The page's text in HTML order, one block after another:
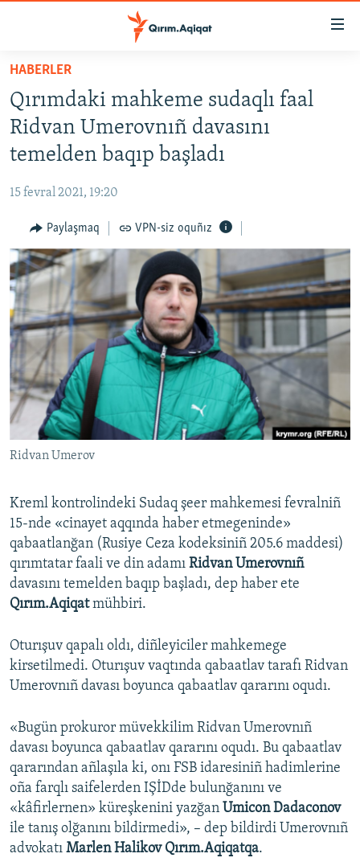
Esas
qaytmaq
Baş
navigatsiyağa
qaytmaq
Qıdıruvğa
HABERLER
SİYASET
İQTİSADİYAT
MEDENİYET
İNSAN AQLARI
VİDEO
SÜRET
BLOGLAR
FİKİR
Русский
Українською
QOŞULIÑIZ!
RFE/RS bütün saytları
HABERLER
Qırımdaki mahkeme sudaqlı faal
Ridvan Umerovnıñ davasını
temelden baqıp başladı
15 fevral 2021, 19:20
Paylaşmaq VPN-siz oquñız
Ridvan Umerov
Kreml kontrolindeki Sudaq şeer mahkemesi fevralniñ
15-nde «cinayet aqqında haber etmegeninde»
qabaatlanğan (Rusiye Ceza kodeksiniñ 205.6 maddesi)
qırımtatar faali ve din adamı Ridvan Umerovnıñ
davasını temelden baqıp başladı, dep haber ete
Qırım.Aqiqatmühbiri.
Oturışuv qapalı oldı, diñleyiciler mahkemege
kirsetilmedi. Oturışuv vaqtında qabaatlav tarafı Ridvan
Umerovnıñ davası boyunca qabaatlav qararını oqudı.
«Bugün prokuror müvekkilim Ridvan Umerovnıñ
davası boyunca qabaatlav qararını oqudı. Bu qabaatlav
qararından añlaşıla ki, onı FSB idaresiniñ hadimlerine
oña farqlı saifelerden IŞİDde bulunğanını ve
«kâfirlernen» küreşkenini yazğan Umicon Dadaconov
ile tanış olğanını bildirmedi», – dep bildirdi Umerovnıñ
advokatı Marlen Halikov Qırım.Aqiqatqa.